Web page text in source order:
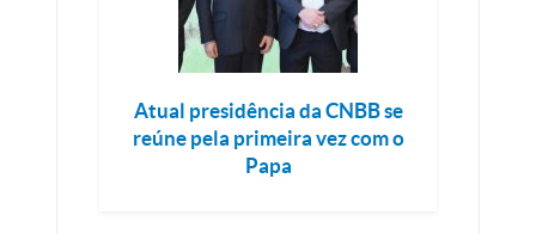
Atual presidência da CNBB se
reúne pela primeira vez com o
Papa